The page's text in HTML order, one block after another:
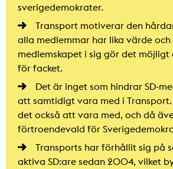
sverigedemokrater.
Transport motiverar den
alla medlemmar har lika värde
medlemskapet i sig gör det
för facket.
Det är inget som hindrar SD-
att samtidigt vara med i Transport.
det också att vara med, och då
förtroendevald för
Transports har förhållit sig på
aktiva SD:are sedan 2004, vilket